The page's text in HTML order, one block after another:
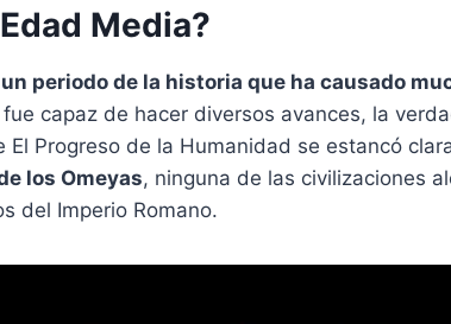
Media?
periodo de la historia que ha causado
capaz de hacer diversos avances, la
El Progreso de la Humanidad se estancó
los Omeyas, ninguna de las civilizaciones
del Imperio Romano.